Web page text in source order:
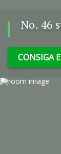
No. 46
CONSIGA